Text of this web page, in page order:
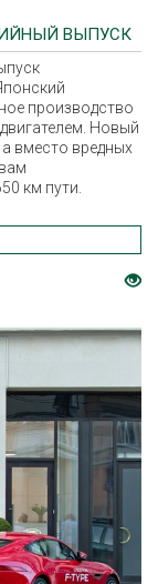
ВЫПУСК
производство
Новый
вместо вредных
км пути.